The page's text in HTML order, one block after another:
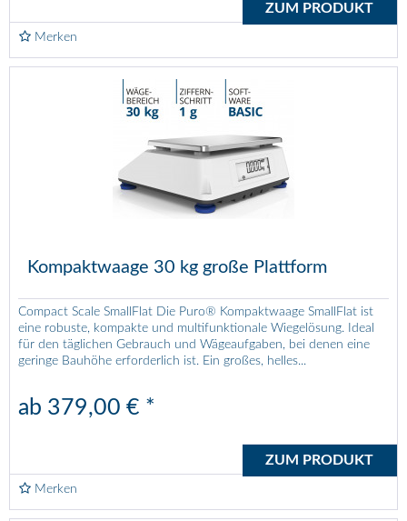
ZUM PRODUKT
Merken
Kompaktwaage 30 kg große Plattform
Compact Scale SmallFlat Die Puro® Kompaktwaage SmallFlat ist
eine robuste, kompakte und multifunktionale Wiegelösung. Ideal
für den täglichen Gebrauch und Wägeaufgaben, bei denen eine
geringe Bauhöhe erforderlich ist. Ein großes, helles...
ab 379,00 € *
ZUM PRODUKT
Merken